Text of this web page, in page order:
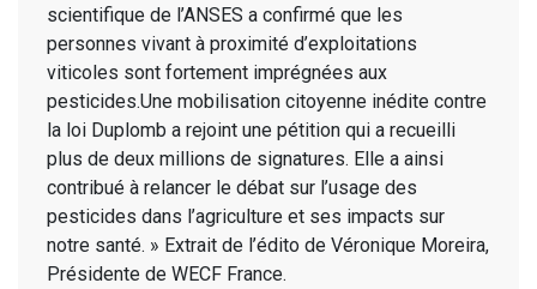
scientifique de l’ANSES a confirmé que les
personnes vivant à proximité d’exploitations
viticoles sont fortement imprégnées aux
pesticides.Une mobilisation citoyenne inédite contre
la loi Duplomb a rejoint une pétition qui a recueilli
plus de deux millions de signatures. Elle a ainsi
contribué à relancer le débat sur l’usage des
pesticides dans l’agriculture et ses impacts sur
notre santé. » Extrait de l’édito de Véronique Moreira,
Présidente de WECF France.